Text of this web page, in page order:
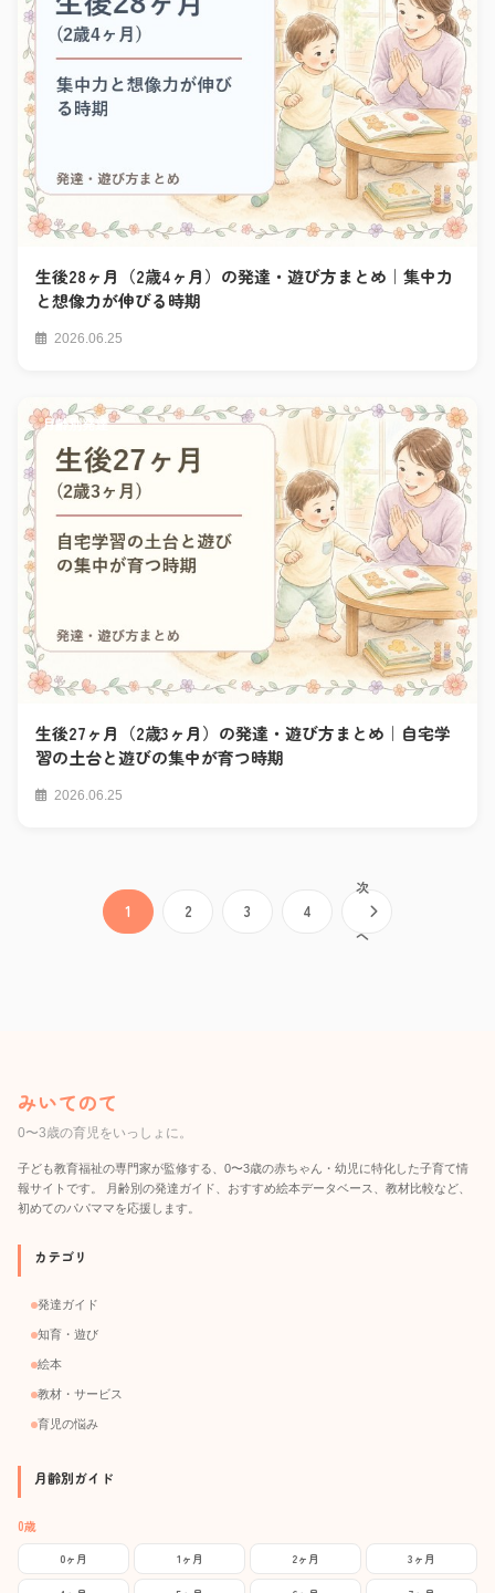
生後28ヶ月（2歳4ヶ月）の発達・遊び方まとめ｜集中力
と想像力が伸びる時期
2026.06.25
月齢別発達
生後27ヶ月（2歳3ヶ月）の発達・遊び方まとめ｜自宅学
習の土台と遊びの集中が育つ時期
2026.06.25
投稿のページ送り
1 2 3 4
次
へ
みいてのて
0〜3歳の育児をいっしょに。
子ども教育福祉の専門家が監修する、0〜3歳の赤ちゃん・幼児に特化した子育て情
報サイトです。 月齢別の発達ガイド、おすすめ絵本データベース、教材比較など、
初めてのパパママを応援します。
カテゴリ
発達ガイド
知育・遊び
絵本
教材・サービス
育児の悩み
月齢別ガイド
0歳
0ヶ月 1ヶ月 2ヶ月 3ヶ月